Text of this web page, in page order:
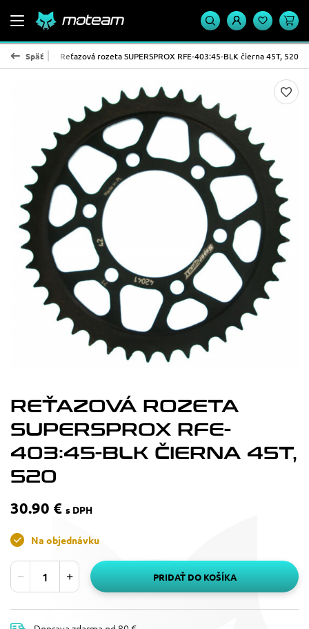
Späť
- oceľ Reťazová rozeta SUPERSPROX RFE-403:45-BLK čierna 45T, 520
REŤAZOVÁ ROZETA
SUPERSPROX RFE-
403:45-BLK ČIERNA 45T,
520
30.90 € s DPH
Na objednávku
PRIDAŤ DO KOŠÍKA